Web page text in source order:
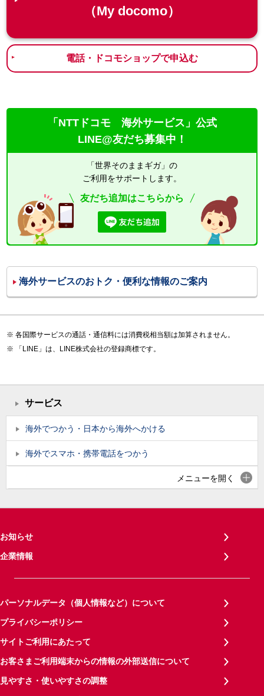
（My docomo）
電話・ドコモショップで申込む
「NTTドコモ 海外サービス」公式
LINE@友だち募集中！
「世界そのままギガ」の
ご利用をサポートします。
友だち追加はこちらから
海外サービスのおトク・便利な情報のご案内
各国際サービスの通話・通信料には消費税相当額は加算されません。
「LINE」は、LINE株式会社の登録商標です。
サービス
海外でつかう・日本から海外へかける
海外でスマホ・携帯電話をつかう
メニューを開く
お知らせ
企業情報
パーソナルデータ（個人情報など）について
プライバシーポリシー
サイトご利用にあたって
お客さまご利用端末からの情報の外部送信について
見やすさ・使いやすさの調整